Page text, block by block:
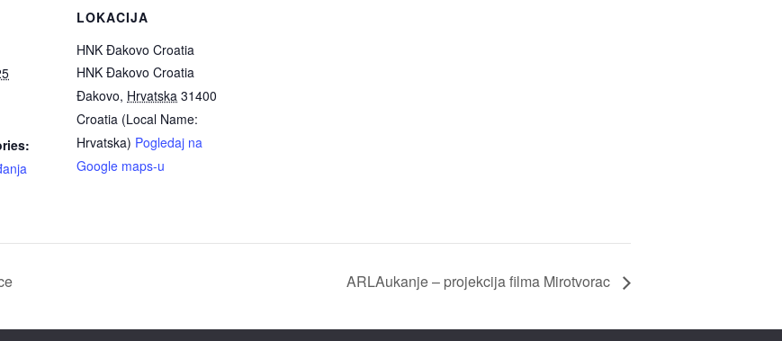
LOKACIJA
HNK Đakovo Croatia
HNK Đakovo Croatia
Đakovo, Hrvatska 31400
Croatia (Local Name:
Hrvatska) Pogledaj na
Google maps-u
ARLAukanje – projekcija filma Mirotvorac